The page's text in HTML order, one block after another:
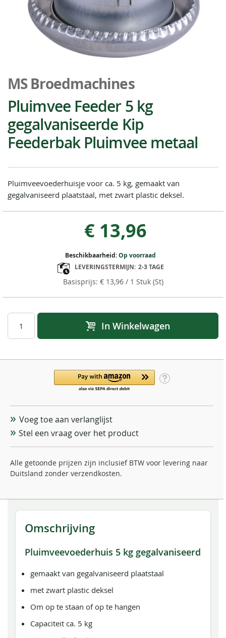
naar
het
begin
van
de
afbeeldingen-
gallerij
MS Broedmachines
Pluimvee Feeder 5 kg
gegalvaniseerde Kip
Feederbak Pluimvee metaal
Pluimveevoederhuisje voor ca. 5 kg, gemaakt van
gegalvaniseerd plaatstaal, met zwart plastic deksel.
€ 13,96
€ 13,96/ 1 Stuk (St)
Beschikbaarheid:Op voorraad
LEVERINGSTERMIJN: 2-3 TAGE
In Winkelwagen
Voeg toe aan verlanglijst
Stel een vraag over het product
Alle getoonde prijzen zijn inclusief BTW voor levering naar
Duitsland zonder verzendkosten.
Omschrijving
Pluimveevoederhuis 5 kg gegalvaniseerd
gemaakt van gegalvaniseerd plaatstaal
met zwart plastic deksel
Om op te staan of op te hangen
Capaciteit ca. 5 kg